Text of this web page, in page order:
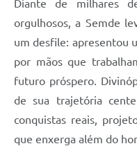
Diante de milhares
orgulhosos, a Semde
um desfile: apresentou
por mãos que
futuro próspero.
de sua trajetória
conquistas reais,
que enxerga além do